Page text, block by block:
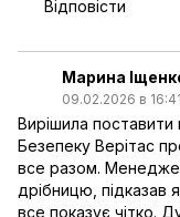
Відповісти
Марина
09.02.2026 в 16:41
Вирішила
Безепеку Верітас
все разом.
дрібницю, підказав
все показує чітко.